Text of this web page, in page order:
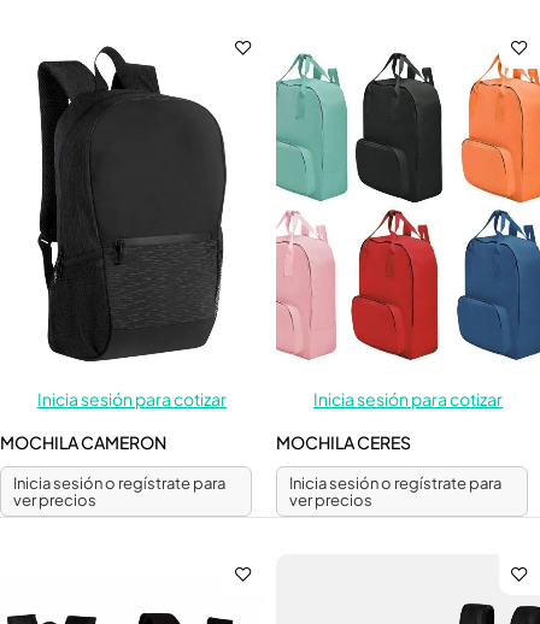
Inicia sesión para cotizar
MOCHILA CAMERON
Inicia sesión o regístrate para
ver precios
Inicia sesión para cotizar
MOCHILA CERES
Inicia sesión o regístrate para
ver precios